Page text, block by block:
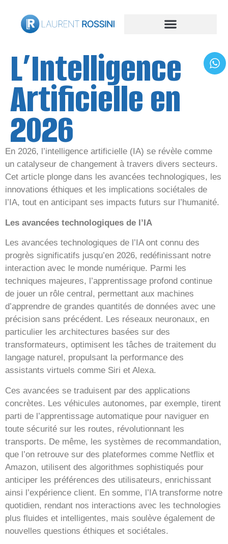
L’Intelligence
Artificielle en
2026
En 2026, l’intelligence artificielle (IA) se révèle comme
un catalyseur de changement à travers divers secteurs.
Cet article plonge dans les avancées technologiques, les
innovations éthiques et les implications sociétales de
l’IA, tout en anticipant ses impacts futurs sur l’humanité.
Les avancées technologiques de l’IA
Les avancées technologiques de l’IA ont connu des
progrès significatifs jusqu’en 2026, redéfinissant notre
interaction avec le monde numérique. Parmi les
techniques majeures, l’apprentissage profond continue
de jouer un rôle central, permettant aux machines
d’apprendre de grandes quantités de données avec une
précision sans précédent. Les réseaux neuronaux, en
particulier les architectures basées sur des
transformateurs, optimisent les tâches de traitement du
langage naturel, propulsant la performance des
assistants virtuels comme Siri et Alexa.
Ces avancées se traduisent par des applications
concrètes. Les véhicules autonomes, par exemple, tirent
parti de l’apprentissage automatique pour naviguer en
toute sécurité sur les routes, révolutionnant les
transports. De même, les systèmes de recommandation,
que l’on retrouve sur des plateformes comme Netflix et
Amazon, utilisent des algorithmes sophistiqués pour
anticiper les préférences des utilisateurs, enrichissant
ainsi l’expérience client. En somme, l’IA transforme notre
quotidien, rendant nos interactions avec les technologies
plus fluides et intelligentes, mais soulève également de
nouvelles questions éthiques et sociétales.